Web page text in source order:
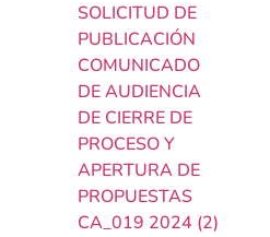
SOLICITUD DE
PUBLICACIÓN
COMUNICADO
DE AUDIENCIA
DE CIERRE DE
PROCESO Y
APERTURA DE
PROPUESTAS
CA_019 2024 (2)